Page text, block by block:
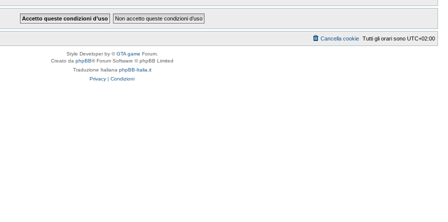
Tutti gli orari sono UTC+02:00
Cancella cookie
Style Developer by ©GTA game Forum.
Creato da phpBB® Forum Software © phpBB Limited
Traduzione Italiana phpBB-Italia.it
Privacy | Condizioni